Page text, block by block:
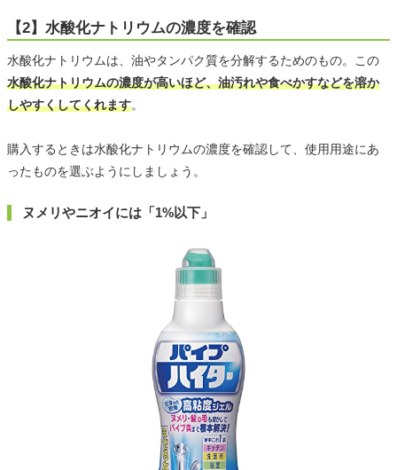
【2】水酸化ナトリウムの濃度を確認
水酸化ナトリウムは、油やタンパク質を分解するためのもの。この
水酸化ナトリウムの濃度が高いほど、油汚れや食べかすなどを溶か
しやすくしてくれます。
購入するときは水酸化ナトリウムの濃度を確認して、使用用途にあ
ったものを選ぶようにしましょう。
ヌメリやニオイには「1%以下」